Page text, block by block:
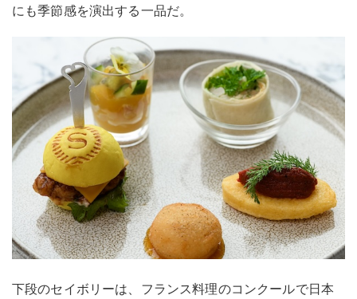
にも季節感を演出する一品だ。
下段のセイボリーは、フランス料理のコンクールで日本